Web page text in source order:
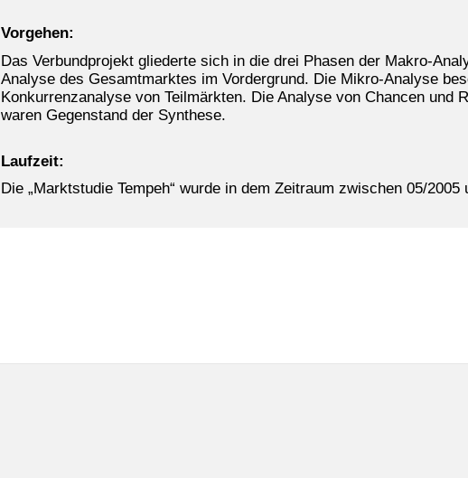
Vorgehen:
Das Verbundprojekt gliederte sich in die drei Phasen der Makro-
Analyse des Gesamtmarktes im Vordergrund. Die Mikro-Analyse
Konkurrenzanalyse von Teilmärkten. Die Analyse von Chancen
waren Gegenstand der Synthese.
Laufzeit:
Die „Marktstudie Tempeh“ wurde in dem Zeitraum zwischen 05/